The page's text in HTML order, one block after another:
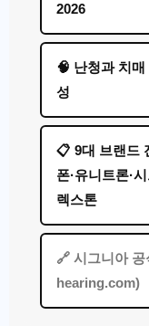
2026
🧠 난청과 치
성
📋 9대 브랜드
폰·유니트론·
렉스톤
🔗 시그니아
hearing.com)